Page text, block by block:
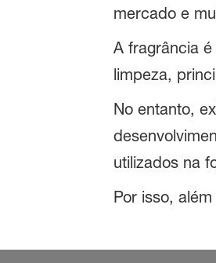
mercado e
A fragrância
limpeza,
No entanto,
utilizados na
Por isso,